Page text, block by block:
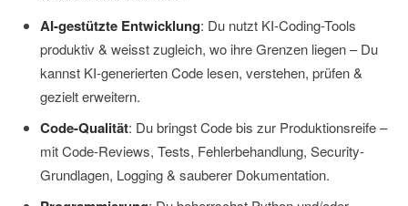
AI-gestützte Entwicklung: Du nutzt KI-Coding-Tools
produktiv & weisst zugleich, wo ihre Grenzen liegen – Du
kannst KI-generierten Code lesen, verstehen, prüfen &
gezielt erweitern.
Code-Qualität: Du bringst Code bis zur Produktionsreife –
mit Code-Reviews, Tests, Fehlerbehandlung, Security-
Grundlagen, Logging & sauberer Dokumentation.